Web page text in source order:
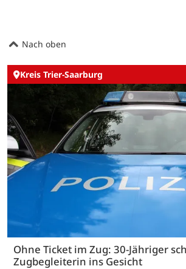
Nach oben
Kreis Trier-Saarburg
Ohne Ticket im Zug: 30-Jähriger
Zugbegleiterin ins Gesicht